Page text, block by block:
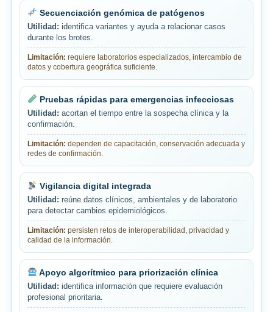
Secuenciación genómica de patógenos
Utilidad: identifica variantes y ayuda a relacionar casos
durante los brotes.
Limitación: requiere laboratorios especializados, intercambio de
datos y cobertura geográfica suficiente.
Pruebas rápidas para emergencias infecciosas
Utilidad: acortan el tiempo entre la sospecha clínica y la
confirmación.
Limitación: dependen de capacitación, conservación adecuada y
redes de confirmación.
Vigilancia digital integrada
Utilidad: reúne datos clínicos, ambientales y de laboratorio
para detectar cambios epidemiológicos.
Limitación: persisten retos de interoperabilidad, privacidad y
calidad de la información.
Apoyo algorítmico para priorización clínica
Utilidad: identifica información que requiere evaluación
profesional prioritaria.